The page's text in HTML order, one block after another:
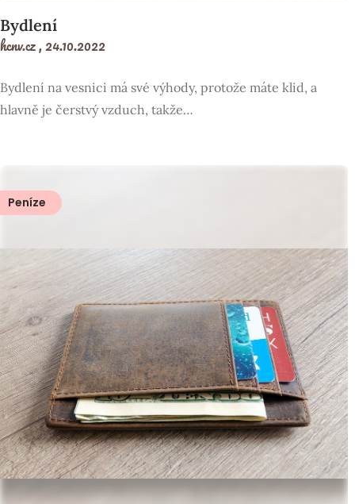
Bydlení
hcnv.cz ,24.10.2022
Bydlení na vesnici má své výhody, protože máte klid, a
hlavně je čerstvý vzduch, takže…
Peníze